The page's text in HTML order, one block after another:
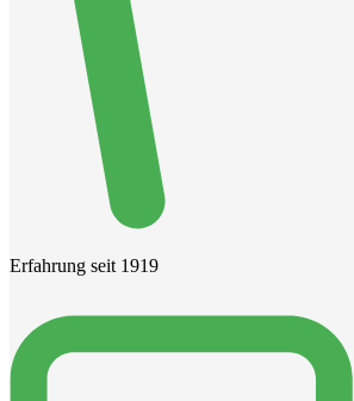
Erfahrung seit 1919